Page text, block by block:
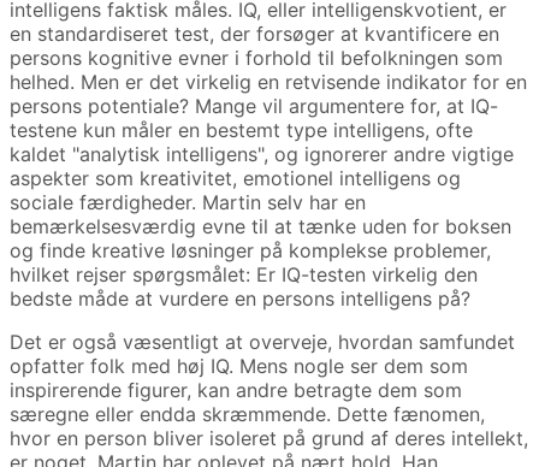
intelligens faktisk måles. IQ, eller intelligenskvotient, er
en standardiseret test, der forsøger at kvantificere en
persons kognitive evner i forhold til befolkningen som
helhed. Men er det virkelig en retvisende indikator for en
persons potentiale? Mange vil argumentere for, at IQ-
testene kun måler en bestemt type intelligens, ofte
kaldet "analytisk intelligens", og ignorerer andre vigtige
aspekter som kreativitet, emotionel intelligens og
sociale færdigheder. Martin selv har en
bemærkelsesværdig evne til at tænke uden for boksen
og finde kreative løsninger på komplekse problemer,
hvilket rejser spørgsmålet: Er IQ-testen virkelig den
bedste måde at vurdere en persons intelligens på?
Det er også væsentligt at overveje, hvordan samfundet
opfatter folk med høj IQ. Mens nogle ser dem som
inspirerende figurer, kan andre betragte dem som
særegne eller endda skræmmende. Dette fænomen,
hvor en person bliver isoleret på grund af deres intellekt,
er noget, Martin har oplevet på nært hold. Han